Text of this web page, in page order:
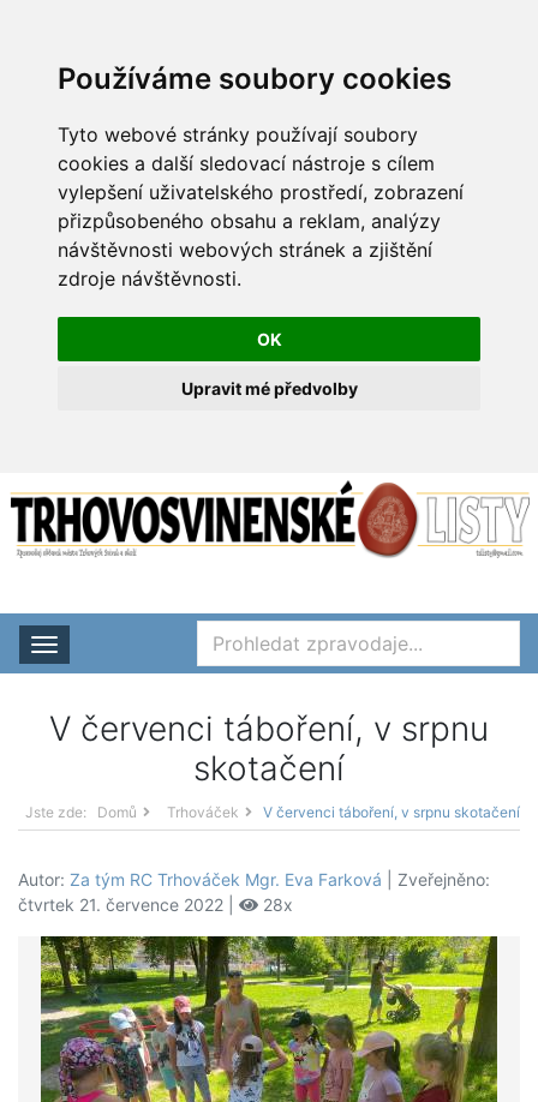
Používáme soubory cookies
Tyto webové stránky používají soubory
cookies a další sledovací nástroje s cílem
vylepšení uživatelského prostředí, zobrazení
přizpůsobeného obsahu a reklam, analýzy
návštěvnosti webových stránek a zjištění
zdroje návštěvnosti.
OK
Upravit mé předvolby
Rozbalit nabídku
V červenci táboření, v srpnu
skotačení
Jste zde: Domů Trhováček V červenci táboření, v srpnu skotačení
Autor: Za tým RC Trhováček Mgr. Eva Farková | Zveřejněno:
čtvrtek 21. července 2022 |
28x